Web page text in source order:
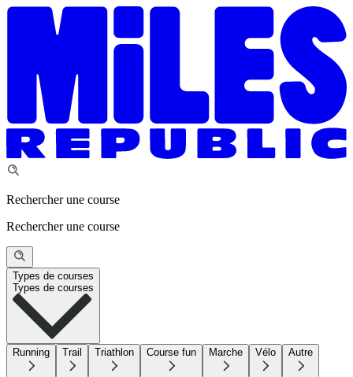
Rechercher une course
Rechercher une course
Types de courses
Types de courses
Running Trail Triathlon Course fun Marche Vélo Autre